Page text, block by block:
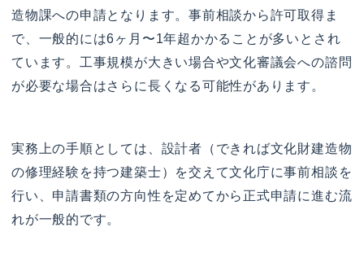
造物課への申請となります。事前相談から許可取得ま
で、一般的には6ヶ月〜1年超かかることが多いとされ
ています。工事規模が大きい場合や文化審議会への諮問
が必要な場合はさらに長くなる可能性があります。
実務上の手順としては、設計者（できれば文化財建造物
の修理経験を持つ建築士）を交えて文化庁に事前相談を
行い、申請書類の方向性を定めてから正式申請に進む流
れが一般的です。